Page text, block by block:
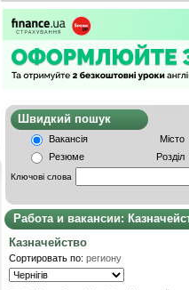
Швидкий
Вакансія
Місто
Резюме
Розділ
Ключові слова
Работа и вакансии:
Казначейство
Сортировать по: региону